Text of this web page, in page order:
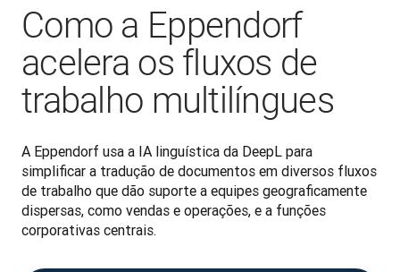
De tradução de qualidade a plataforma de voz em tempo real
Building an instantly accessible voice demo with DeepL
Como a Eppendorf
acelera os fluxos de
trabalho multilíngues
A Eppendorf usa a IA linguística da DeepL para
simplificar a tradução de documentos em diversos fluxos
de trabalho que dão suporte a equipes geograficamente
dispersas, como vendas e operações, e a funções
corporativas centrais.